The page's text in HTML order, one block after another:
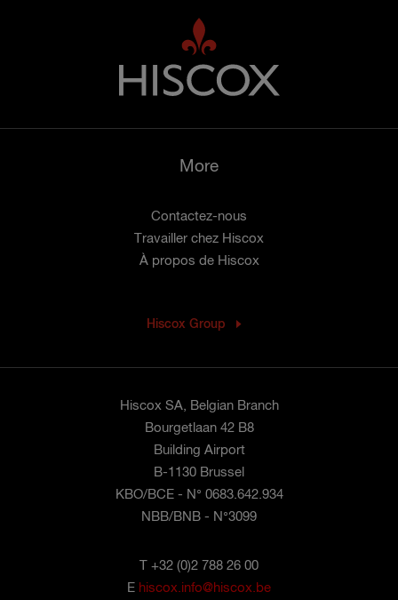
More
Contactez-nous
Travailler chez Hiscox
À propos de Hiscox
Hiscox Group
Hiscox SA, Belgian Branch
Bourgetlaan 42 B8
Building Airport
B-1130 Brussel
KBO/BCE - N° 0683.642.934
NBB/BNB - N°3099
T +32 (0)2 788 26 00
E hiscox.info@hiscox.be